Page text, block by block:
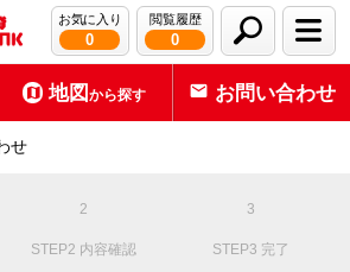
お気に入り
0
閲覧履歴
0
地図から探す お問い合わせ
せ
STEP2 内容確認 STEP3 完了